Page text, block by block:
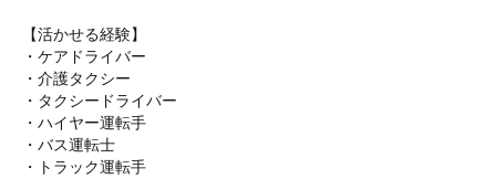
【活かせる経験】
・ケアドライバー
・介護タクシー
・タクシードライバー
・ハイヤー運転手
・バス運転士
・トラック運転手